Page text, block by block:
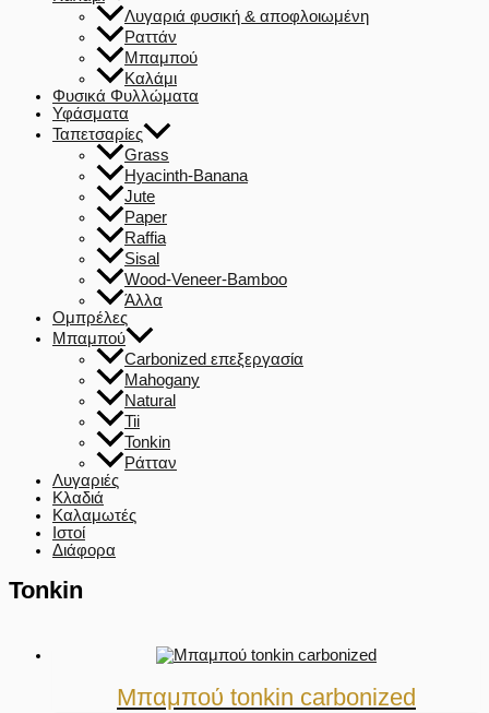
Λυγαριά φυσική & αποφλοιωμένη
Ραττάν
Μπαμπού
Καλάμι
Φυσικά Φυλλώματα
Υφάσματα
Ταπετσαρίες
Grass
Hyacinth-Banana
Jute
Paper
Raffia
Sisal
Wood-Veneer-Bamboo
Άλλα
Ομπρέλες
Μπαμπού
Carbonized επεξεργασία
Mahogany
Natural
Tii
Tonkin
Ράτταν
Λυγαριές
Κλαδιά
Καλαμωτές
Ιστοί
Διάφορα
Tonkin
Μπαμπού tonkin carbonized